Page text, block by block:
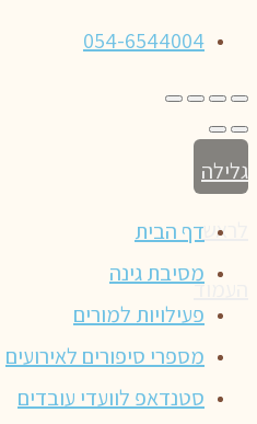
054-6544004
גלילה
לראש
העמוד
דף הבית
מסיבת גינה
פעילויות למורים
מספרי סיפורים לאירועים
סטנדאפ לוועדי עובדים